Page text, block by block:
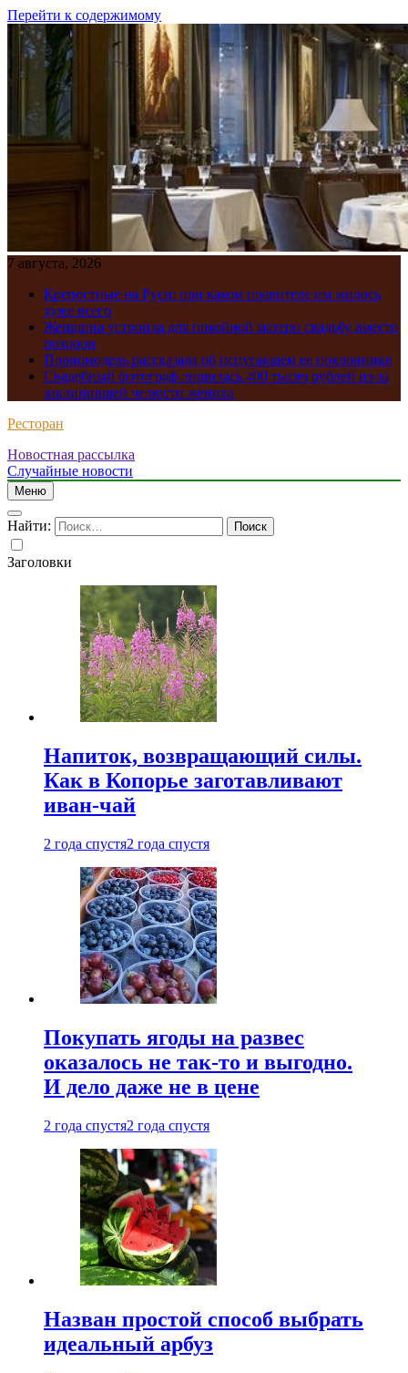
Перейти к содержимому
7 августа, 2026
Крепостные на Руси: при каком правителе им жилось
хуже всего
Женщина устроила для покойной матери свадьбу вместо
похорон
Порномодель рассказала об испугавшем ее поклоннике
Свадебный фотограф лишилась 400 тысяч рублей из-за
заклинившей челюсти жениха
Ресторан
Новостная рассылка
Случайные новости
Меню
Найти:
Заголовки
Напиток, возвращающий силы.
Как в Копорье заготавливают
иван-чай
2 года спустя2 года спустя
Покупать ягоды на развес
оказалось не так-то и выгодно.
И дело даже не в цене
2 года спустя2 года спустя
Назван простой способ выбрать
идеальный арбуз